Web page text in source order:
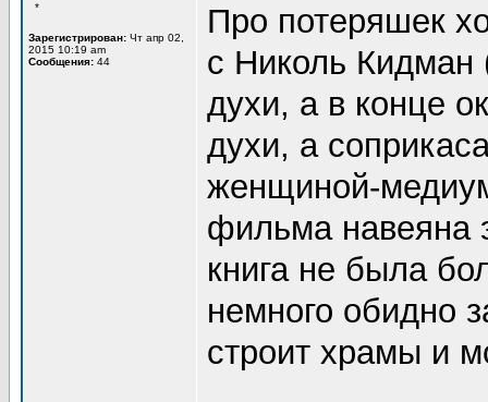
*
Зарегистрирован: Чт апр 02,
2015 10:19 am
Сообщения: 44
Про потеряшек
с Николь Кидман
духи, а в конце
духи, а
женщиной-
фильма навеяна
книга не была
немного обидно
строит храмы и